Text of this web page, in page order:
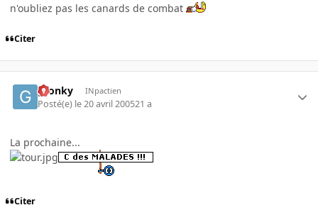
n'oubliez pas les canards de combat
Citer
gronky INpactien
Posté(e) le 20 avril 200521 a
La prochaine...
Citer